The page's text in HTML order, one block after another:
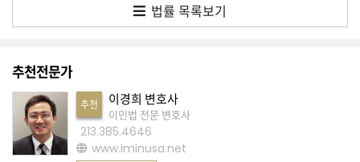
A
K
미
국
이
법률 목록보기
추천전문가
추천 이경희 변호사
이민법 전문 변호사
213.385.4646
www.iminusa.net